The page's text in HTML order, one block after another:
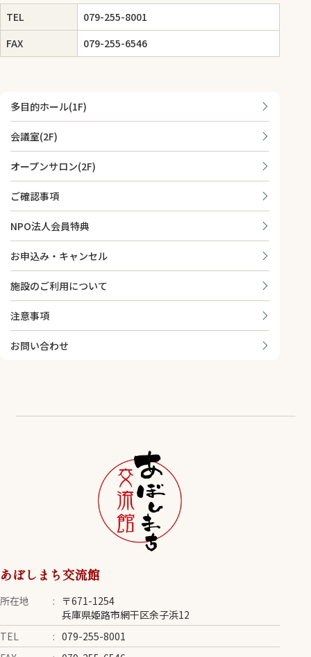
TEL
079-255-8001
FAX
079-255-6546
多目的ホール(1F)
会議室(2F)
オープンサロン(2F)
ご確認事項
NPO法人会員特典
お申込み・キャンセル
施設のご利用について
注意事項
お問い合わせ
あぼしまち交流館
所在地
〒671-1254
兵庫県姫路市網干区余子浜12
TEL
079-255-8001